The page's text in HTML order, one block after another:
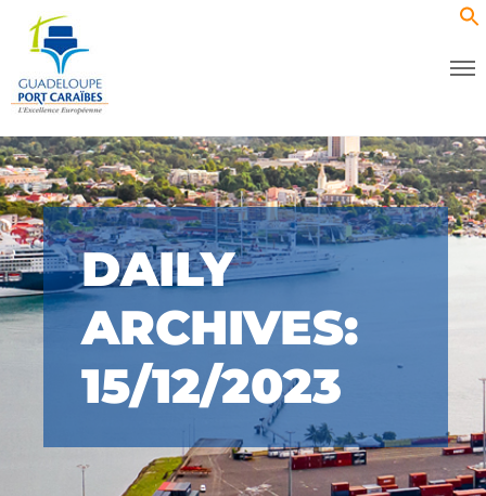
DAILY
ARCHIVES:
15/12/2023